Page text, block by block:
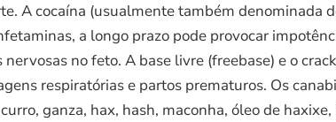
A cocaína (usualmente também denominada
a longo prazo pode provocar
no feto. A base livre (freebase) e o
respiratórias e partos prematuros. Os
ganza, hax, hash, maconha, óleo de